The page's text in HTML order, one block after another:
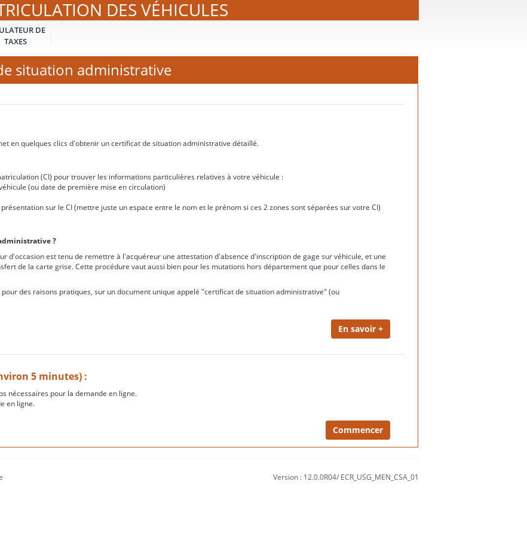
DES VÉHICULES
DE
TAXES
situation administrative
en quelques clics d'obtenir un certificat de situation administrative détaillé.
(CI) pour trouver les informations particulières relatives à votre véhicule :
(ou date de première mise en circulation)
sur le CI (mettre juste un espace entre le nom et le prénom si ces 2 zones sont séparées sur votre CI)
?
d'occasion est tenu de remettre à l'acquéreur une attestation d'absence d'inscription de gage sur véhicule, et une
de la carte grise. Cette procédure vaut aussi bien pour les mutations hors département que pour celles dans le
des raisons pratiques, sur un document unique appelé "certificat de situation administrative" (ou
5 minutes) :
nécessaires pour la demande en ligne.
en ligne.
Version : 12.0.0R04/ ECR_USG_MEN_CSA_01